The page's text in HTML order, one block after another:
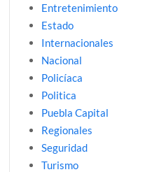
Entretenimiento
Estado
Internacionales
Nacional
Policíaca
Politica
Puebla Capital
Regionales
Seguridad
Turismo